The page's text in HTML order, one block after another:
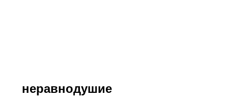
неравнодушие